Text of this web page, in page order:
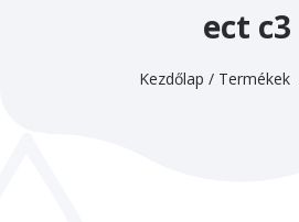
ect c3
Kezdőlap / Termékek/